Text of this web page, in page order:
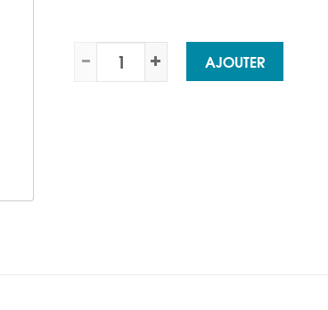
AJOUTER